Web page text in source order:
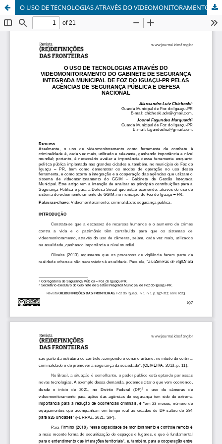
O USO DE TECNOLOGIAS ATRAVÉS DO VIDEOMONITORAMENTO DO GABINETE DE SEGURANÇA INTEGRADA MUNICIPAL DE FOZ DO IGUAÇU – PR PELAS AGÊNCIAS DE SEGURANÇA PÚBLICA E DEFESA SOCIAL